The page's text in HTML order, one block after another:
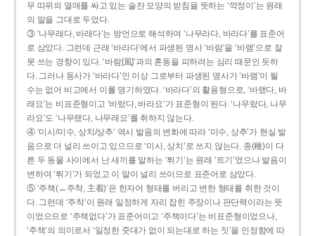
무 따위의 열매를 싸고 있는 술잔 모양의 받침을 뜻하는 ‘깍정이’는 원래
의 말을 그대로 두었다.
③ ‘나무래다, 바래다’는 방언으로 해석하여 ‘나무라다, 바라다’를 표준어
로 삼았다. 그런데 근래 ‘바라다’에서 파생된 명사 ‘바람’을 ‘바램’으로 잘
못 쓰는 경향이 있다. ‘바람[風]’과의 혼동을 피하려는 심리 때문인 듯하
다. 그러나 동사가 ‘바라다’인 이상 그로부터 파생된 명사가 ‘바램’이 될
수는 없어 비고에서 이를 명기하였다. ‘바라다’의 활용형으로, ‘바랬다, 바
래요’는 비표준형이고 ‘바랐다, 바라요’가 표준형이 된다. ‘나무랐다, 나무
라요’도 ‘나무랬다, 나무래요’를 취하지 않는다.
④ ‘미시/미수, 상치/상추’ 역시 발음의 변화에 따라 ‘미수, 상추’가 현실 발
음으로 더 널리 쓰이고 있으므로 ‘미시, 상치’로 쓰지 않는다. 종(種)이 다
른 두 동물 사이에서 난 새끼를 말하는 ‘튀기’는 원래 ‘트기’였으나 발음이
변하여 ‘튀기’가 되었고 이 말이 널리 쓰이므로 표준어로 삼았다.
⑤ ‘주책(←주착, 主着)’은 한자어 형태를 버리고 변한 형태를 취한 것이
다. 그런데 ‘주착’이 원래 일정하게 자리 잡힌 주장이나 판단력이라는 뜻
이었으므로 ‘주책없다’가 표준어이고 ‘주책이다’는 비표준형이었으나,
‘주책’의 의미로서 ‘일정한 줏대가 없이 되는대로 하는 짓’을 인정함에 따